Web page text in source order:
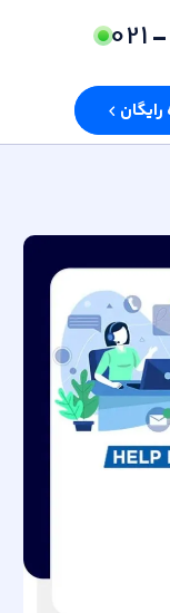
021